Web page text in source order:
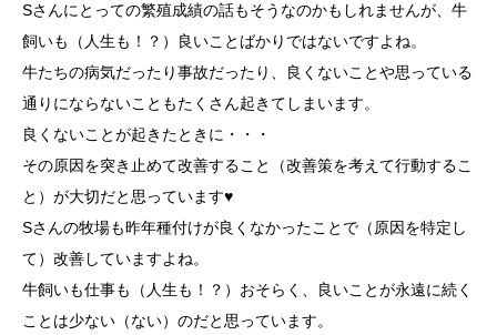
Sさんにとっての繁殖成績の話もそうなのかもしれませんが、牛
飼いも（人生も！？）良いことばかりではないですよね。
牛たちの病気だったり事故だったり、良くないことや思っている
通りにならないこともたくさん起きてしまいます。
良くないことが起きたときに・・・
その原因を突き止めて改善すること（改善策を考えて行動するこ
と）が大切だと思っています♥
Sさんの牧場も昨年種付けが良くなかったことで（原因を特定し
て）改善していますよね。
牛飼いも仕事も（人生も！？）おそらく、良いことが永遠に続く
ことは少ない（ない）のだと思っています。